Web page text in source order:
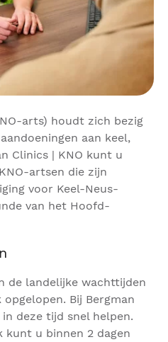
arts) houdt zich bezig
aan keel,
Clinics | KNO kunt u
artsen die zijn
voor Keel-Neus-
van het Hoofd-
de landelijke wachttijden
Bij Bergman
deze tijd snel helpen.
kunt u binnen 2 dagen